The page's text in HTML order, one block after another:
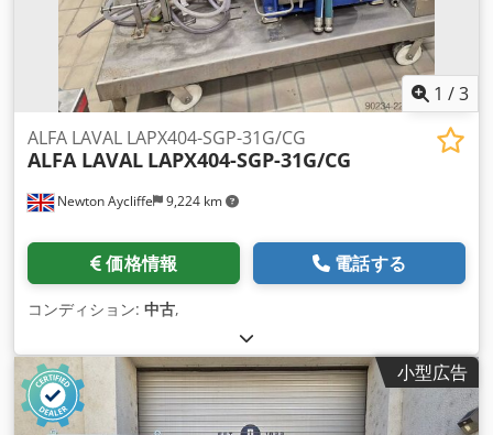
1 /3
Newton Aycliffe 9,224 km
ALFA LAVAL LAPX404-SGP-31G/CG
ALFA LAVAL LAPX404-SGP-31G/CG
価格情報 電話する
コンディション: 中古,
小型広告